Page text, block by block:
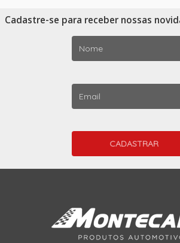
Cadastre-se para receber nossas